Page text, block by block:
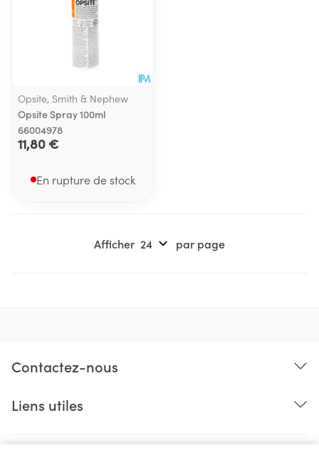
Opsite, Smith & Nephew
Opsite Spray 100ml
66004978
11,80 €
En rupture de stock
Afficher par page
Contactez-nous
Liens utiles